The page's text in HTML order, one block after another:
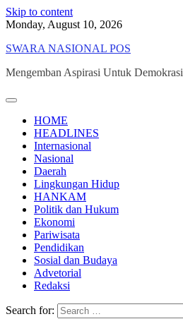
Skip to content
Monday, August 10, 2026
SWARA NASIONAL POS
Mengemban Aspirasi Untuk Demokrasi
HOME
HEADLINES
Internasional
Nasional
Daerah
Lingkungan Hidup
HANKAM
Politik dan Hukum
Ekonomi
Pariwisata
Pendidikan
Sosial dan Budaya
Advetorial
Redaksi
Search for: